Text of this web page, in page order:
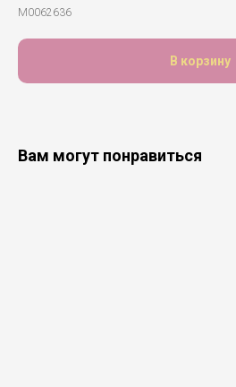
М0062636
В корзину
Вам могут понравиться